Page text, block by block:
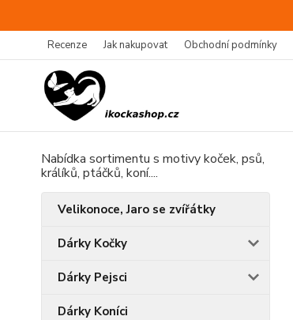
Recenze Jak nakupovat Obchodní podmínky
Nabídka sortimentu s motivy koček, psů,
králíků, ptáčků, koní....
Velikonoce, Jaro se zvířátky
Dárky Kočky
Dárky Pejsci
Dárky Koníci